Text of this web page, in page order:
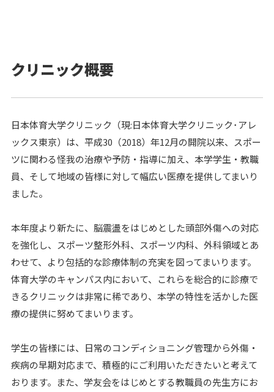
クリニック概要
日本体育大学クリニック（現:日本体育大学クリニック･アレ
ックス東京）は、平成30（2018）年12月の開院以来、スポー
ツに関わる怪我の治療や予防・指導に加え、本学学生・教職
員、そして地域の皆様に対して幅広い医療を提供してまいり
ました。
本年度より新たに、脳震盪をはじめとした頭部外傷への対応
を強化し、スポーツ整形外科、スポーツ内科、外科領域とあ
わせて、より包括的な診療体制の充実を図ってまいります。
体育大学のキャンパス内において、これらを総合的に診療で
きるクリニックは非常に稀であり、本学の特性を活かした医
療の提供に努めてまいります。
学生の皆様には、日常のコンディショニング管理から外傷・
疾病の早期対応まで、積極的にご利用いただきたいと考えて
おります。また、学友会をはじめとする教職員の先生方にお